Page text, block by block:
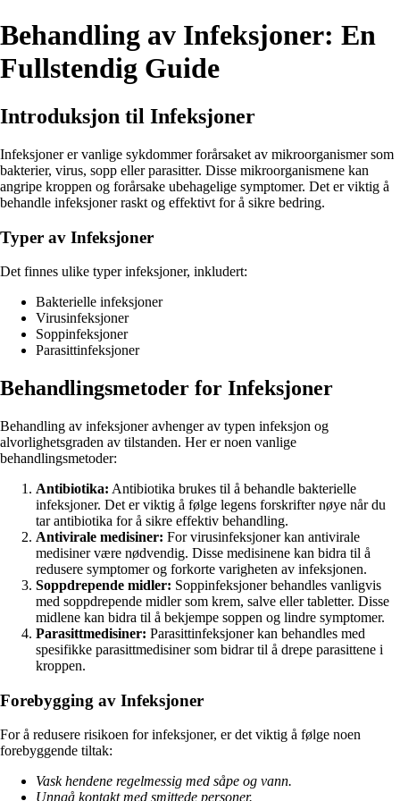
Behandling av Infeksjoner: En
Fullstendig Guide
Introduksjon til Infeksjoner
Infeksjoner er vanlige sykdommer forårsaket av mikroorganismer som
bakterier, virus, sopp eller parasitter. Disse mikroorganismene kan
angripe kroppen og forårsake ubehagelige symptomer. Det er viktig å
behandle infeksjoner raskt og effektivt for å sikre bedring.
Typer av Infeksjoner
Det finnes ulike typer infeksjoner, inkludert:
Bakterielle infeksjoner
Virusinfeksjoner
Soppinfeksjoner
Parasittinfeksjoner
Behandlingsmetoder for Infeksjoner
Behandling av infeksjoner avhenger av typen infeksjon og
alvorlighetsgraden av tilstanden. Her er noen vanlige
behandlingsmetoder:
Antibiotika: Antibiotika brukes til å behandle bakterielle
infeksjoner. Det er viktig å følge legens forskrifter nøye når du
tar antibiotika for å sikre effektiv behandling.
Antivirale medisiner: For virusinfeksjoner kan antivirale
medisiner være nødvendig. Disse medisinene kan bidra til å
redusere symptomer og forkorte varigheten av infeksjonen.
Soppdrepende midler: Soppinfeksjoner behandles vanligvis
med soppdrepende midler som krem, salve eller tabletter. Disse
midlene kan bidra til å bekjempe soppen og lindre symptomer.
Parasittmedisiner: Parasittinfeksjoner kan behandles med
spesifikke parasittmedisiner som bidrar til å drepe parasittene i
kroppen.
Forebygging av Infeksjoner
For å redusere risikoen for infeksjoner, er det viktig å følge noen
forebyggende tiltak:
Vask hendene regelmessig med såpe og vann.
Unngå kontakt med smittede personer.